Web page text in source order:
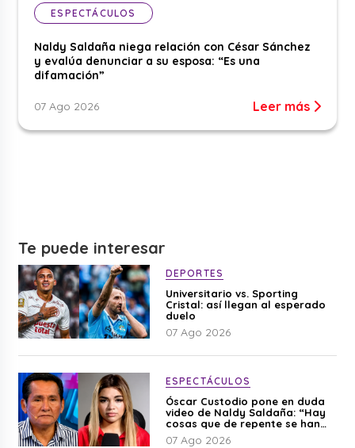
ESPECTÁCULOS
Naldy Saldaña niega relación con César Sánchez
y evalúa denunciar a su esposa: “Es una
difamación”
07 Ago 2026 Leer más
Te puede interesar
DEPORTES
Universitario vs. Sporting
Cristal: así llegan al esperado
duelo
07 Ago 2026
ESPECTÁCULOS
Óscar Custodio pone en duda
video de Naldy Saldaña: “Hay
cosas que de repente se han
editado”
07 Ago 2026